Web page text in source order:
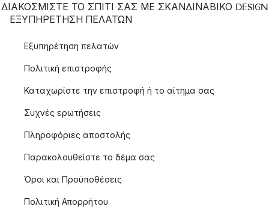
ΔΙΑΚΟΣΜΙΣΤΕ ΤΟ ΣΠΙΤΙ ΣΑΣ ΜΕ ΣΚΑΝΔΙΝΑΒΙΚΟ DESIGN
ΕΞΥΠΗΡΈΤΗΣΗ ΠΕΛΑΤΏΝ
Εξυπηρέτηση πελατών
Πολιτική επιστροφής
Καταχωρίστε την επιστροφή ή το αίτημα σας
Συχνές ερωτήσεις
Πληροφόριες αποστολής
Παρακολουθείστε το δέμα σας
Όροι και Προϋποθέσεις
Πολιτική Απορρήτου